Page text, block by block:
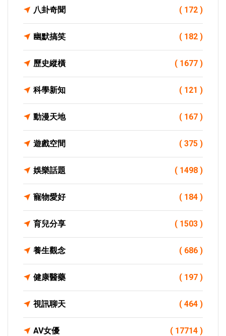
八卦奇聞 ( 172 )
幽默搞笑 ( 182 )
歷史縱橫 ( 1677 )
科學新知 ( 121 )
動漫天地 ( 167 )
遊戲空間 ( 375 )
娛樂話題 ( 1498 )
寵物愛好 ( 184 )
育兒分享 ( 1503 )
養生觀念 ( 686 )
健康醫藥 ( 197 )
視訊聊天 ( 464 )
AV女優 ( 17714 )